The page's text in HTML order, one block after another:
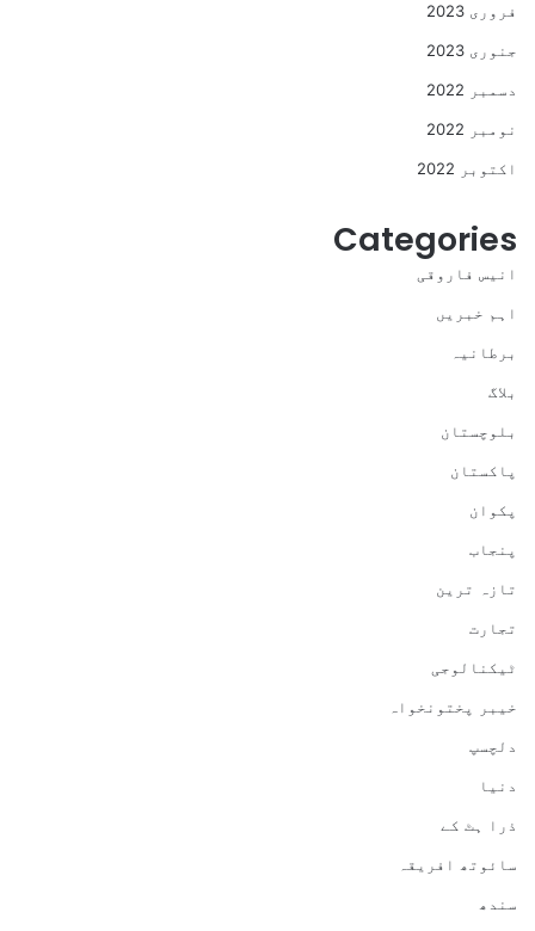
فروری 2023
جنوری 2023
دسمبر 2022
نومبر 2022
اکتوبر 2022
Categories
انیس فاروقی
اہم خبریں
برطانیہ
بلاگ
بلوچستان
پاکستان
پکوان
پنجاب
تازہ ترین
تجارت
ٹیکنالوجی
خیبر پختونخواہ
دلچسپ
دنیا
ذرا ہٹ کے
سائوتھ افریقہ
سندھ